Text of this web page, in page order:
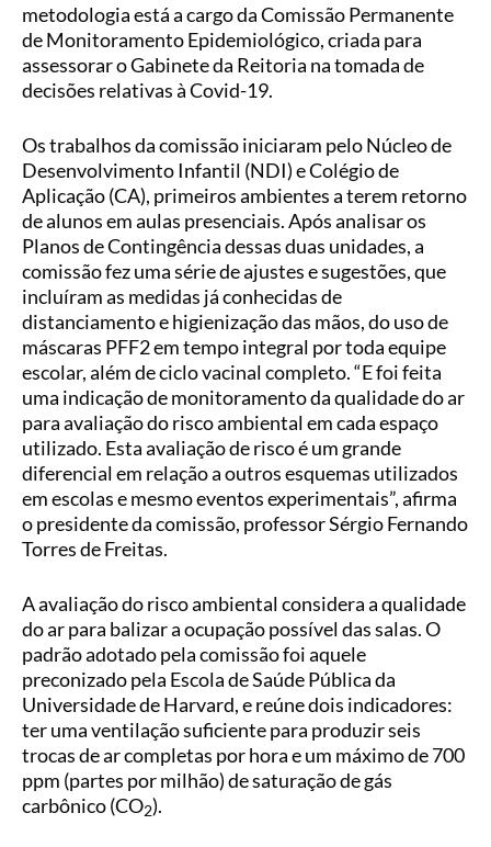
metodologia está a cargo da Comissão Permanente
de Monitoramento Epidemiológico, criada para
assessorar o Gabinete da Reitoria na tomada de
decisões relativas à Covid-19.
Os trabalhos da comissão iniciaram pelo Núcleo de
Desenvolvimento Infantil (NDI) e Colégio de
Aplicação (CA), primeiros ambientes a terem retorno
de alunos em aulas presenciais. Após analisar os
Planos de Contingência dessas duas unidades, a
comissão fez uma série de ajustes e sugestões, que
incluíram as medidas já conhecidas de
distanciamento e higienização das mãos, do uso de
máscaras PFF2 em tempo integral por toda equipe
escolar, além de ciclo vacinal completo. “E foi feita
uma indicação de monitoramento da qualidade do ar
para avaliação do risco ambiental em cada espaço
utilizado. Esta avaliação de risco é um grande
diferencial em relação a outros esquemas utilizados
em escolas e mesmo eventos experimentais”, afirma
o presidente da comissão, professor Sérgio Fernando
Torres de Freitas.
A avaliação do risco ambiental considera a qualidade
do ar para balizar a ocupação possível das salas. O
padrão adotado pela comissão foi aquele
preconizado pela Escola de Saúde Pública da
Universidade de Harvard, e reúne dois indicadores:
ter uma ventilação suficiente para produzir seis
trocas de ar completas por hora e um máximo de 700
ppm (partes por milhão) de saturação de gás
carbônico (CO2).